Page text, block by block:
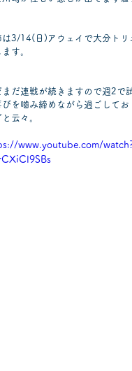
は3/14(日)アウェイで大分トリ
す。
まだ連戦が続きますので週2で
びを嚙み締めながら過ごしてお
云々。
www.youtube.com/